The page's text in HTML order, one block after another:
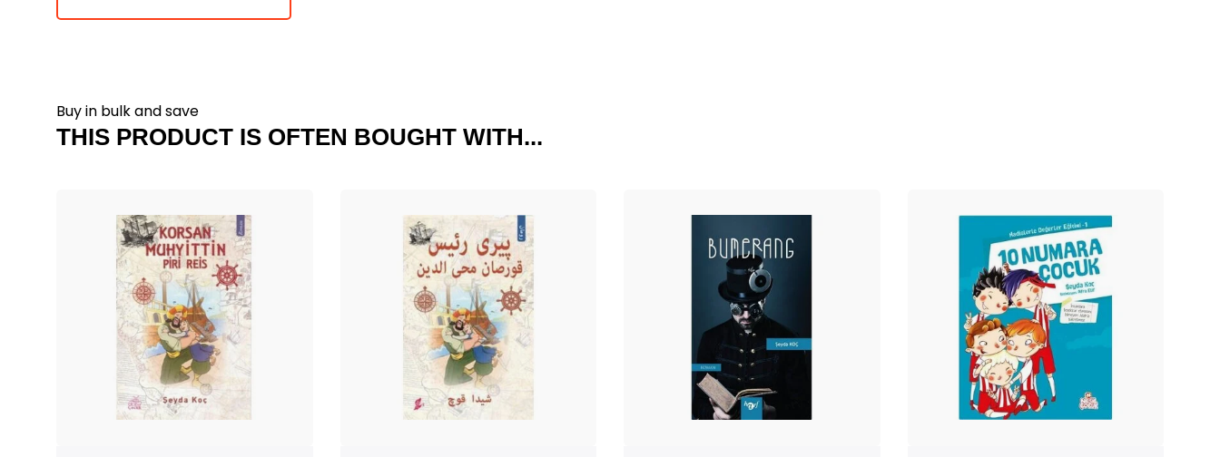
Buy in bulk and save
THIS PRODUCT IS OFTEN BOUGHT WITH...